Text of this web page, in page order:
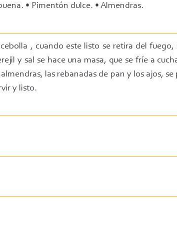
• Pimentón dulce. • Almendras.
, cuando este listo se retira del
y sal se hace una masa, que se fríe a
las rebanadas de pan y los ajos,
y listo.